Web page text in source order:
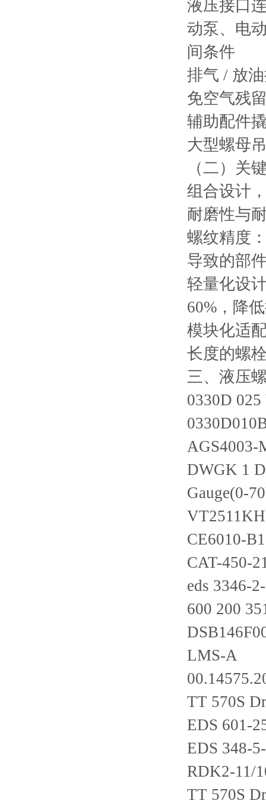
液压接口
动泵、电
间条件
排气 / 放
免空气残
辅助配件
大型螺母
（二）关
组合设计
耐磨性与
螺纹精度
导致的部
轻量化设
60%，降
模块化适
长度的螺
三、液压
0330D
AGS4003-
DWGK 1
Gauge(0-
CE6010-
CAT-450-
eds 3346-
600 200
LMS-A
TT 570S
EDS 601-
EDS 348-
RDK2-11/
TT 570S